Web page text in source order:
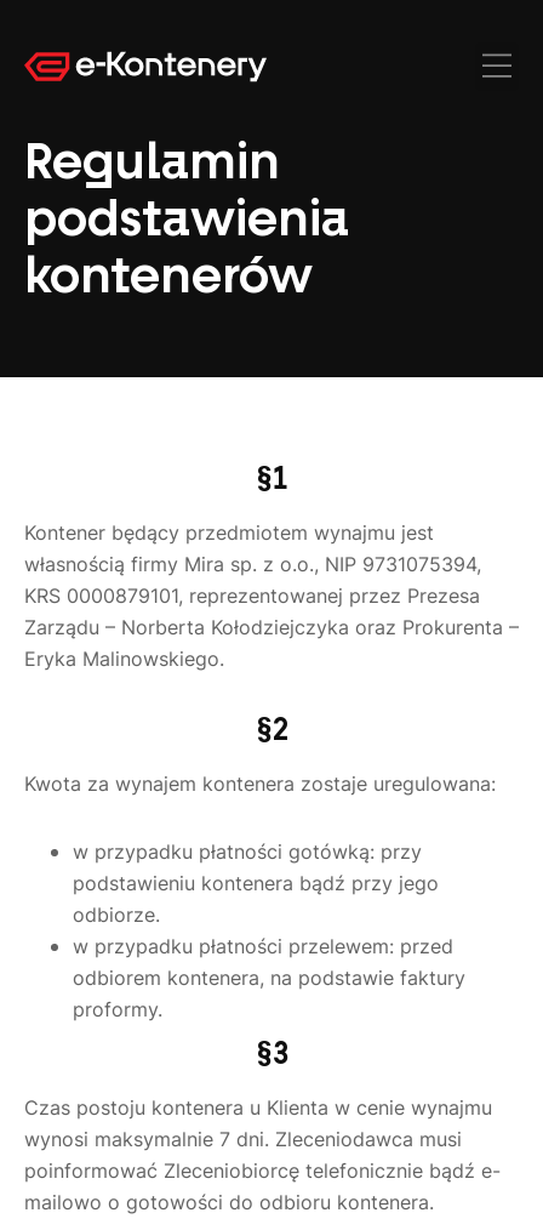
Regulamin
podstawienia
kontenerów
§1
Kontener będący przedmiotem wynajmu jest
własnością firmy Mira sp. z o.o., NIP 9731075394,
KRS 0000879101, reprezentowanej przez Prezesa
Zarządu – Norberta Kołodziejczyka oraz Prokurenta –
Eryka Malinowskiego.
§2
Kwota za wynajem kontenera zostaje uregulowana:
w przypadku płatności gotówką: przy
podstawieniu kontenera bądź przy jego
odbiorze.
w przypadku płatności przelewem: przed
odbiorem kontenera, na podstawie faktury
proformy.
§3
Czas postoju kontenera u Klienta w cenie wynajmu
wynosi maksymalnie 7 dni. Zleceniodawca musi
poinformować Zleceniobiorcę telefonicznie bądź e-
mailowo o gotowości do odbioru kontenera.